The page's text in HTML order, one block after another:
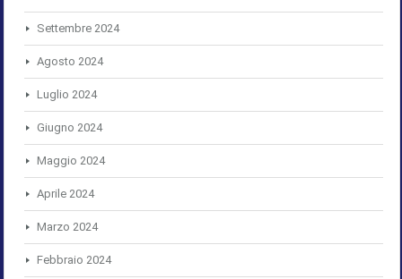
Settembre 2024
Agosto 2024
Luglio 2024
Giugno 2024
Maggio 2024
Aprile 2024
Marzo 2024
Febbraio 2024